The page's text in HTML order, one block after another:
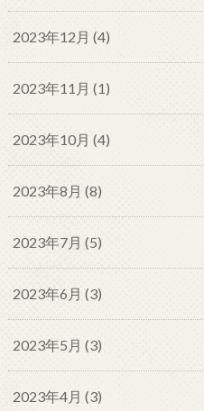
2023年12月 (4)
2023年11月 (1)
2023年10月 (4)
2023年8月 (8)
2023年7月 (5)
2023年6月 (3)
2023年5月 (3)
2023年4月 (3)